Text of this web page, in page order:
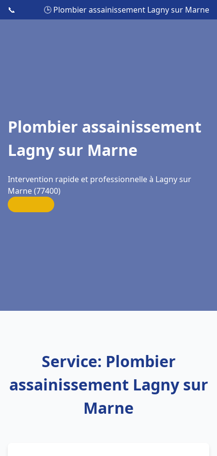
📞 🕒 Plombier assainissement Lagny sur Marne
Plombier assainissement
Lagny sur Marne
Intervention rapide et professionnelle à Lagny sur
Marne (77400)
Service: Plombier
assainissement Lagny sur
Marne